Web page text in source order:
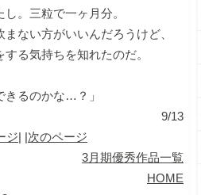
。三粒で一ヶ月分。
ない方がいいんだろうけど、
る気持ちを知れたのだ。
きるのかな…？」
9/13
ジ| |次のページ
3月期優秀作品一覧
HOME